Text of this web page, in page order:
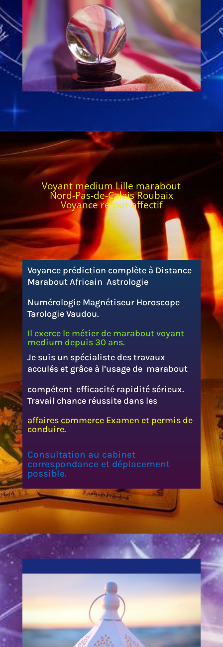
Voyant medium Lille marabout
Nord-Pas-de-Calais Roubaix
Voyance retour affectif
Voyance prédiction complète à Distance
Marabout Africain Astrologie
Numérologie Magnétiseur Horoscope
Tarologie Vaudou.
Il exerce le métier de marabout voyant
medium depuis 30 ans.
Je suis un spécialiste des travaux
acculés et grâce à l’usage de marabout
compétent efficacité rapidité sérieux.
Travail chance réussite dans les
affaires commerce Examen et permis de
conduire.
Consultation au cabinet
correspondance et déplacement
possible.